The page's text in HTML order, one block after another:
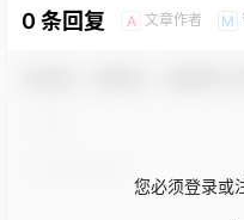
0 条回复 A 文章作者 M
您必须登录或